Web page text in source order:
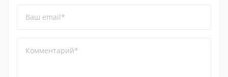
Ваш email*
Комментарий*